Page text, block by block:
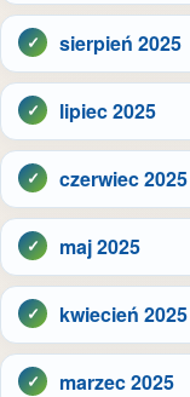
sierpień 2025
lipiec 2025
czerwiec 2025
maj 2025
kwiecień 2025
marzec 2025